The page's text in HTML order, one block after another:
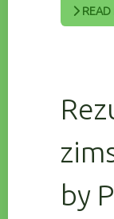
by